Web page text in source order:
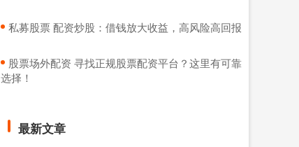
​私募股票 配资炒股：借钱放大收益，高风险高回报
​股票场外配资 寻找正规股票配资平台？这里有可靠
选择！
最新文章